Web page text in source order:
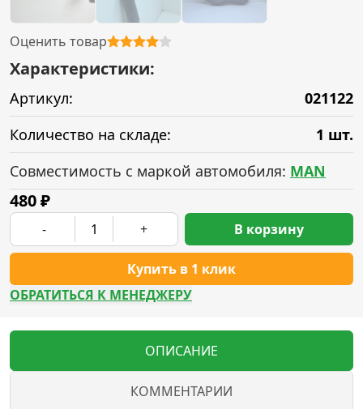
Оценить товар
Характеристики:
Артикул:
021122
Количество на складе:
1 шт.
Совместимость с маркой автомобиля: MAN
480₽
- +
Купить в 1 клик
В корзину
ОБРАТИТЬСЯ К МЕНЕДЖЕРУ
ОПИСАНИЕ
КОММЕНТАРИИ